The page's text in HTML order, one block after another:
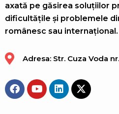
axată pe găsirea soluțiilor
dificultățile și problemele
românesc sau internațional.
Adresa: Str. Cuza Voda